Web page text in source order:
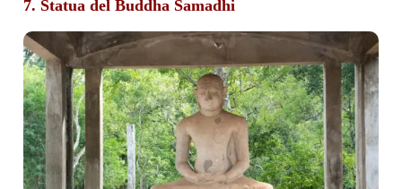
7. Statua del Buddha Samadhi